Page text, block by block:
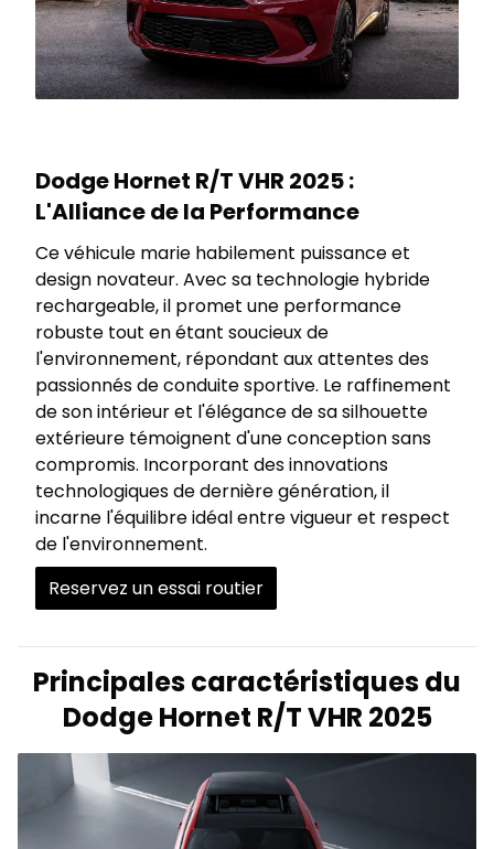
Dodge Hornet R/T VHR 2025 :
L'Alliance de la Performance
Ce véhicule marie habilement puissance et
design novateur. Avec sa technologie hybride
rechargeable, il promet une performance
robuste tout en étant soucieux de
l'environnement, répondant aux attentes des
passionnés de conduite sportive. Le raffinement
de son intérieur et l'élégance de sa silhouette
extérieure témoignent d'une conception sans
compromis. Incorporant des innovations
technologiques de dernière génération, il
incarne l'équilibre idéal entre vigueur et respect
de l'environnement.
Reservez un essai routier
Principales caractéristiques du
Dodge Hornet R/T VHR 2025